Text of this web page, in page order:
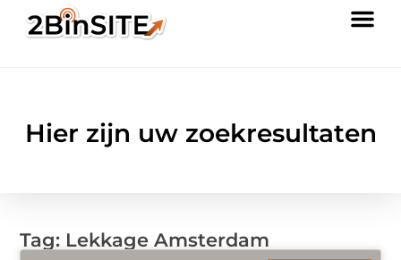
Hier zijn uw zoekresultaten
Tag: Lekkage Amsterdam